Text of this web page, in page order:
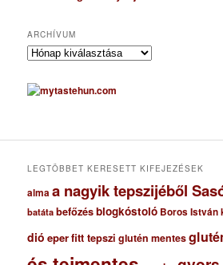
ARCHÍVUM
A
c
h
u
LEGTÖBBET KERESETT KIFEJEZÉSEK
almaa nagyik tepszijéből
batáta befőzésblogkóstoló Boros István
dió eperfitt tepszi glutén mentes